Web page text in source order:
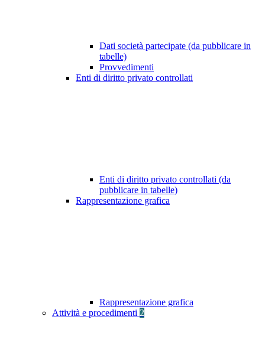
Dati società partecipate (da pubblicare in
tabelle)
Provvedimenti
Enti di diritto privato controllati
Enti di diritto privato controllati (da
pubblicare in tabelle)
Rappresentazione grafica
Rappresentazione grafica
Attività e procedimenti 2